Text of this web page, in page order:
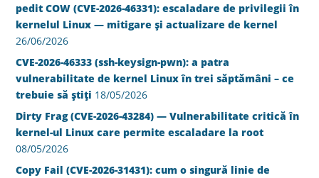
pedit COW (CVE-2026-46331): escaladare de privilegii în
kernelul Linux — mitigare și actualizare de kernel
26/06/2026
CVE-2026-46333 (ssh-keysign-pwn): a patra
vulnerabilitate de kernel Linux în trei săptămâni – ce
trebuie să știți 18/05/2026
Dirty Frag (CVE-2026-43284) — Vulnerabilitate critică în
kernel-ul Linux care permite escaladare la root
08/05/2026
Copy Fail (CVE-2026-31431): cum o singură linie de